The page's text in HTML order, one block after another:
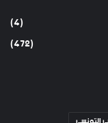
(4)
(472)